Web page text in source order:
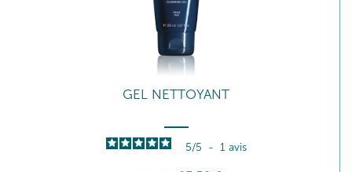
GEL NETTOYANT
5/5 - 1 avis